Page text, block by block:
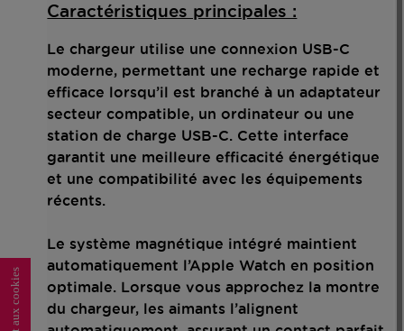
Caractéristiques principales :
Le chargeur utilise une connexion USB-C
moderne, permettant une recharge rapide et
efficace lorsqu’il est branché à un adaptateur
secteur compatible, un ordinateur ou une
station de charge USB-C. Cette interface
garantit une meilleure efficacité énergétique
et une compatibilité avec les équipements
récents.
Le système magnétique intégré maintient
automatiquement l’Apple Watch en position
optimale. Lorsque vous approchez la montre
du chargeur, les aimants l’alignent